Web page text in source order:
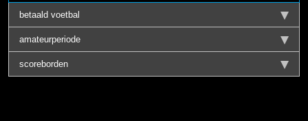
betaald voetbal
amateurperiode
scoreborden